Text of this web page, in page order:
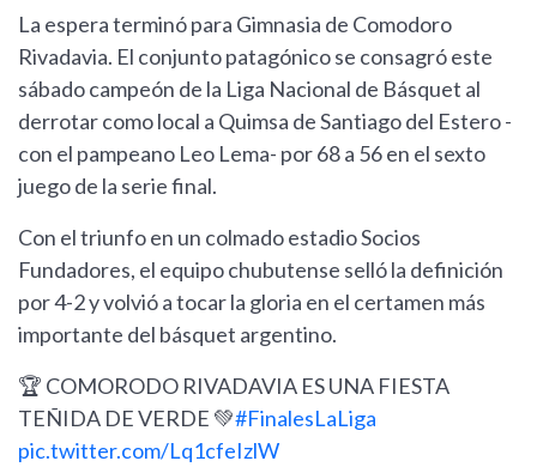
La espera terminó para Gimnasia de Comodoro
Rivadavia. El conjunto patagónico se consagró este
sábado campeón de la Liga Nacional de Básquet al
derrotar como local a Quimsa de Santiago del Estero -
con el pampeano Leo Lema- por 68 a 56 en el sexto
juego de la serie final.
Con el triunfo en un colmado estadio Socios
Fundadores, el equipo chubutense selló la definición
por 4-2 y volvió a tocar la gloria en el certamen más
importante del básquet argentino.
🏆 COMORODO RIVADAVIA ES UNA FIESTA
TEÑIDA DE VERDE 💚#FinalesLaLiga
pic.twitter.com/Lq1cfeIzlW